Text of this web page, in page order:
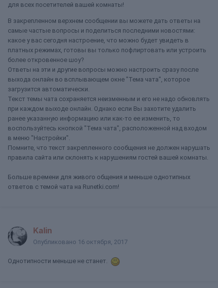
для всех посетителей вашей комнаты!
В закрепленном верхнем сообщении вы можете дать ответы на
самые частые вопросы и поделиться последними новостями:
какое у вас сегодня настроение, что можно будет увидеть в
платных режимах, готовы вы только пофлиртовать или устроить
более откровенное шоу?
Ответы на эти и другие вопросы можно настроить сразу после
выхода онлайн во всплывающем окне "Тема чата", которое
загрузится автоматически.
Текст темы чата сохраняется неизменным и его не надо обновлять
при каждом выходе онлайн. Однако если Вы захотите удалить
ранее указанную информацию или как-то ее изменить, то
воспользуйтесь кнопкой "Тема чата", расположенной над входом
в меню "Настройки".
Помните, что текст закрепленного сообщения не должен нарушать
правила сайта или склонять к нарушениям гостей вашей комнаты.
Больше времени для живого общения и меньше однотипных
ответов с темой чата на Runetki.com!
Kalin
Опубликовано 16 октября, 2017
Однотипности меньше не станет.